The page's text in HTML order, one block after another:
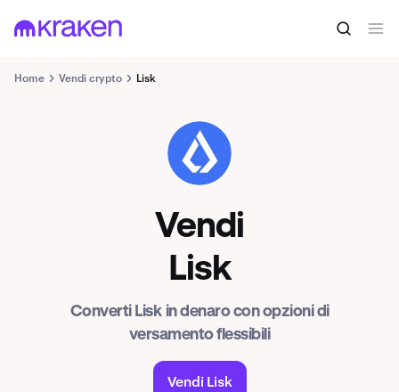
Home Vendi crypto Lisk
LSK
Vendi
Lisk
Converti Lisk in denaro con opzioni di
versamento flessibili
Vendi Lisk